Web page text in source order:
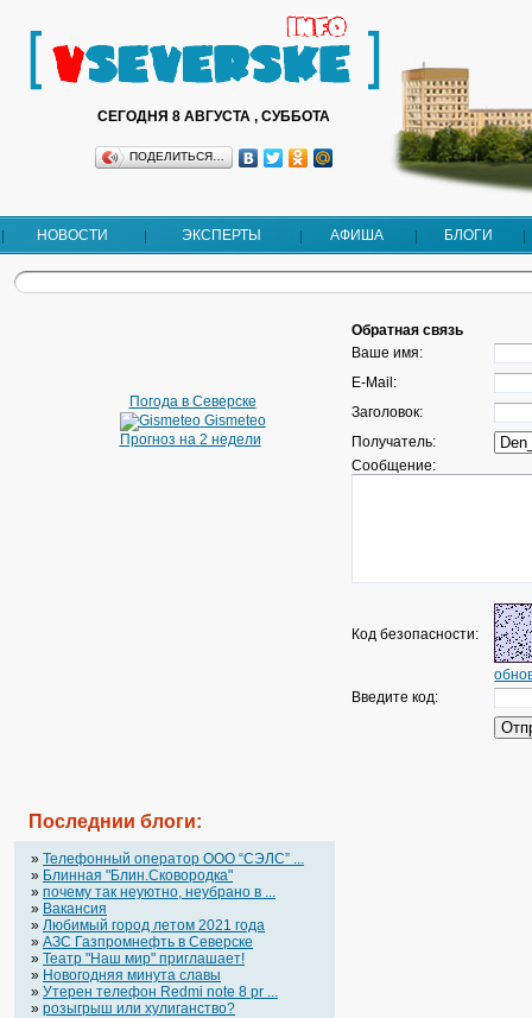
СЕГОДНЯ 8 АВГУСТА , СУББОТА
ПОДЕЛИТЬСЯ…
НОВОСТИ ЭКСПЕРТЫ АФИША БЛОГИ
Погода в Северске
Gismeteo
Прогноз на 2 недели
Последнии блоги:
» Телефонный оператор OOO “СЭЛС” ...
» Блинная "Блин.Сковородка"
» почему так неуютно, неубрано в ...
» Вакансия
» Любимый город летом 2021 года
» АЗС Газпромнефть в Северске
» Театр "Наш мир" приглашает!
» Новогодняя минута славы
» Утерен телефон Redmi note 8 pr ...
» розыгрыш или хулиганство?
Обратная связь
Ваше имя:
E-Mail:
Заголовок:
Получатель:
Сообщение:
Код безопасности:
Введите код: